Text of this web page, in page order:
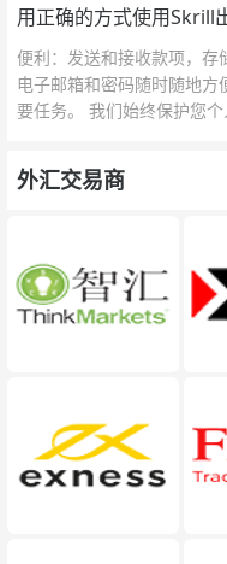
用正确的方式使用Skrill
便利：发送和接收款项，存
电子邮箱和密码随时随地
要任务。 我们始终保护您
外汇交易商